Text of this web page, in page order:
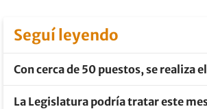
Seguí leyendo
Con cerca de 50 puestos, se realiza
La Legislatura podría tratar este